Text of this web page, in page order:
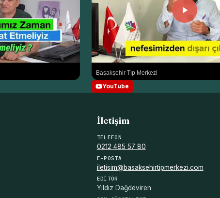
Başakşehir Tıp Merkezi
YouTube
İletişim
TELEFON
0212 485 57 80
E-POSTA
iletisim@basaksehirtipmerkezi.com
EDITÖR
Yıldız Dağdeviren